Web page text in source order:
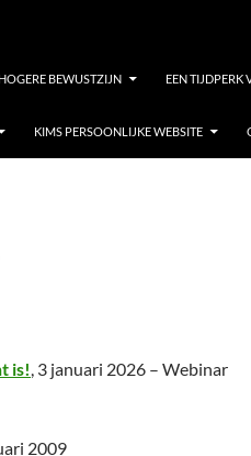
BEWUSTZIJN EEN TIJDPERK
KIMS PERSOONLIJKE WEBSITE
is!, 3 januari 2026 – Webinar
2009